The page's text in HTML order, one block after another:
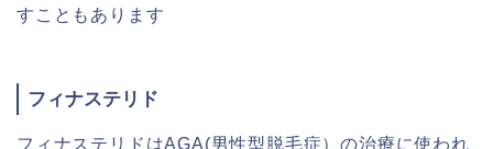
すこともあります
フィナステリド
フィナステリドはAGA(男性型脱毛症）の治療に使われ